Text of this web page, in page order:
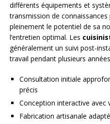
différents équipements et
transmission de
pleinement le potentiel de sa
l’entretien optimal. Les
généralement un suivi post-
travail pendant plusieurs
Consultation initiale
précis
Conception interactive avec
Fabrication artisanale